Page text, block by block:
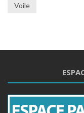
Voile